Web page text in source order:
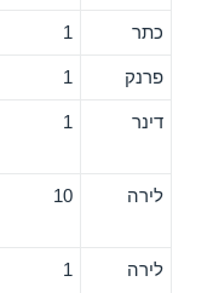
כתר 1
פרנק 1
דינר 1
לירה 10
לירה 1